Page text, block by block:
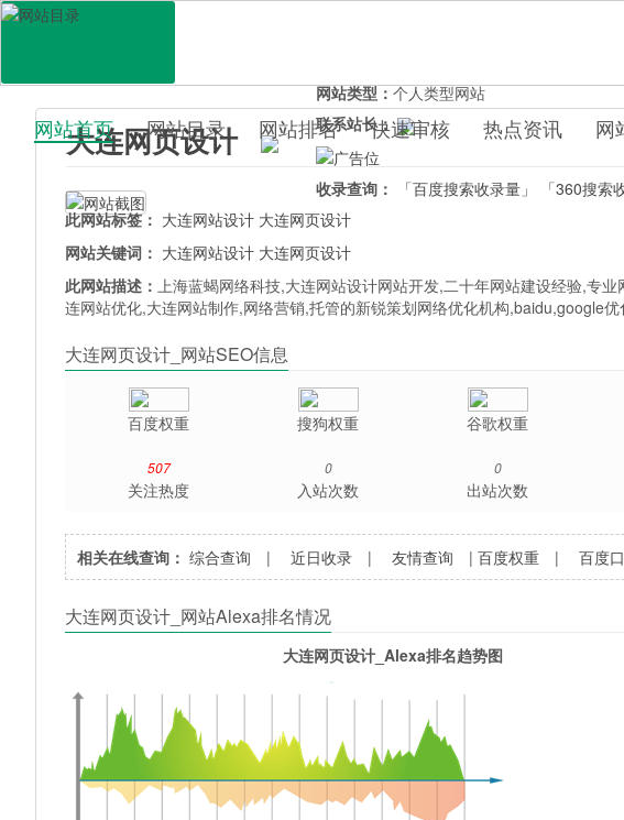
百科目录
网站首页 网站目录 网站排名 快速审核 热点资讯 网
大连网页设计
网站类型：个人类型网站
联系站长：
收录查询： 「百度搜索收录量」 「360搜索
此网站标签： 大连网站设计 大连网页设计
网站关键词： 大连网站设计 大连网页设计
此网站描述： 上海蓝蝎网络科技,大连网站设计网站开发,二十年网站建设经验,专
连网站优化,大连网站制作,网络营销,托管的新锐策划网络优化机构,baidu,google优
大连网页设计_网站SEO信息
百度权重 搜狗权重 谷歌权重
507
关注热度
0
入站次数
0
出站次数
相关在线查询： 综合查询 |近日收录 |友情查询 |百度权重 |百度
大连网页设计_网站Alexa排名情况
大连网页设计_Alexa排名趋势图